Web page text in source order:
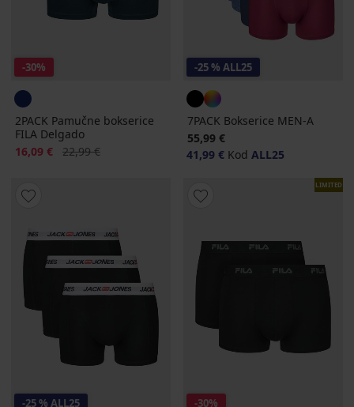
-30%
2PACK Pamučne bokserice
FILA Delgado
Popust
16,09 € Prvobitna cijena
22,99 €
-25 % ALL25
7PACK Bokserice MEN-A
55,99 €
41,99 € Kod ALL25
-25 % ALL25
LIMITED
-30%